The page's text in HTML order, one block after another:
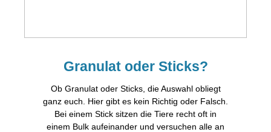
Granulat oder Sticks?
Ob Granulat oder Sticks, die Auswahl obliegt
ganz euch. Hier gibt es kein Richtig oder Falsch.
Bei einem Stick sitzen die Tiere recht oft in
einem Bulk aufeinander und versuchen alle an